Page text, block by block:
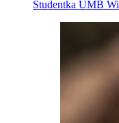
Studentka UMB